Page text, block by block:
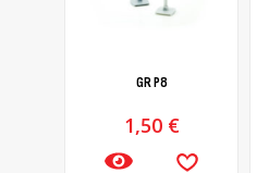
GR Ρ8
1,50 €